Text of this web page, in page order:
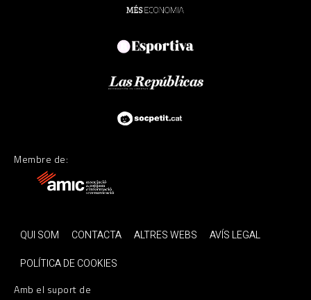
Membre de:
QUI SOM CONTACTA ALTRES WEBS
AVÍS LEGAL
POLÍTICA DE COOKIES
Amb el suport de